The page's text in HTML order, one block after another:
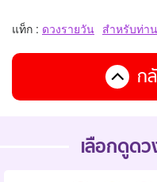
แท็ก : ดวงรายวัน สำหรับท่า
ก
เลือกดูด